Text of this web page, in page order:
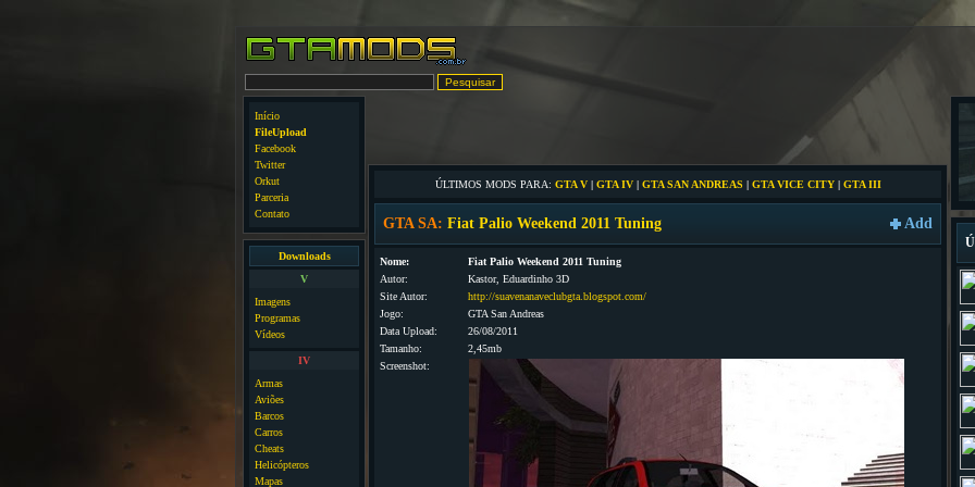
Início
FileUpload
Facebook
Twitter
Orkut
Parceria
Contato
Downloads
V
Imagens
Programas
Vídeos
IV
Armas
Aviões
Barcos
Carros
Cheats
Helicópteros
Mapas
ÚLTIMOS MODS PARA: GTA V| GTA IV| GTA SAN ANDREAS | GTA VICE CITY| GTA III
GTA SA: Fiat Palio Weekend 2011 Tuning Add
Nome:
Fiat Palio Weekend 2011 Tuning
Autor:
Kastor, Eduardinho 3D
Site Autor:
http://suavenanaveclubgta.blogspot.com/
Jogo:
GTA San Andreas
Data Upload:
26/08/2011
Tamanho:
2,45mb
Screenshot: